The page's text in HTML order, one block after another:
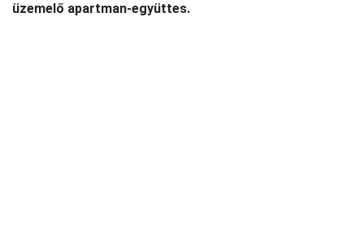
üzemelő apartman-együttes.